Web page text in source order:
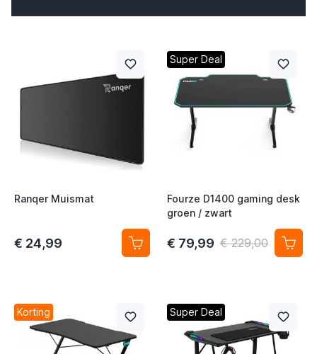
Ranqer Muismat
€ 24,99
Super Deal
Fourze D1400 gaming desk
groen / zwart
€ 79,99 € 229,00
Korting Super Deal